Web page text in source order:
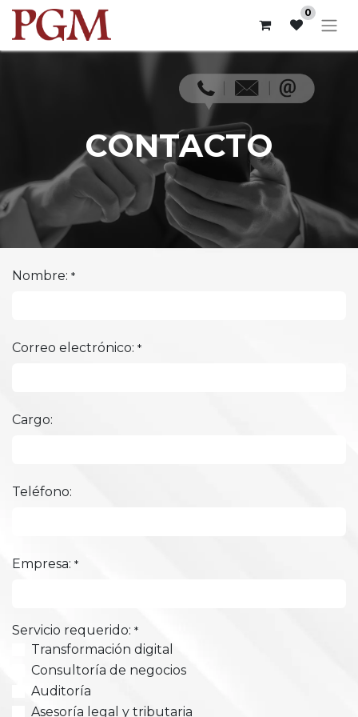
0
CONTACTO
Nombre: *
Correo electrónico: *
Cargo:
Teléfono:
Empresa: *
Servicio requerido: *
Transformación digital
Consultoría de negocios
Auditoría
Asesoría legal y tributaria